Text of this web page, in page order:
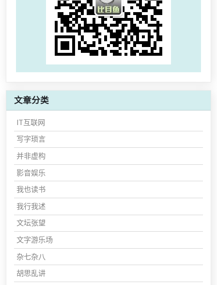
文章分类
IT互联网
写字琐言
并非虚构
影音娱乐
我也读书
我行我述
文坛张望
文字游乐场
杂七杂八
胡思乱讲